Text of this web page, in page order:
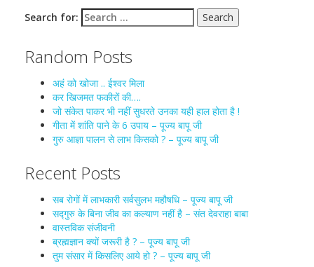
Search for:
Random Posts
अहं को खोजा .. ईश्वर मिला
कर खिजमत फकीरों की….
जो संकेत पाकर भी नहीं सुधरते उनका यही हाल होता है !
गीता में शांति पाने के 6 उपाय – पूज्य बापू जी
गुरु आज्ञा पालन से लाभ किसको ? – पूज्य बापू जी
Recent Posts
सब रोगों में लाभकारी सर्वसुलभ महौषधि – पूज्य बापू जी
सद्गुरु के बिना जीव का कल्याण नहीं है – संत देवराहा बाबा
वास्तविक संजीवनी
ब्रह्मज्ञान क्यों जरूरी है ? – पूज्य बापू जी
तुम संसार में किसलिए आये हो ? – पूज्य बापू जी